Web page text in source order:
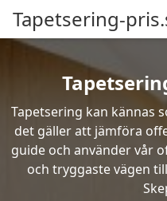
Tapetsering-
Tapetsering kan kännas
det gäller att jämföra
guide och använder vår
och tryggaste vägen